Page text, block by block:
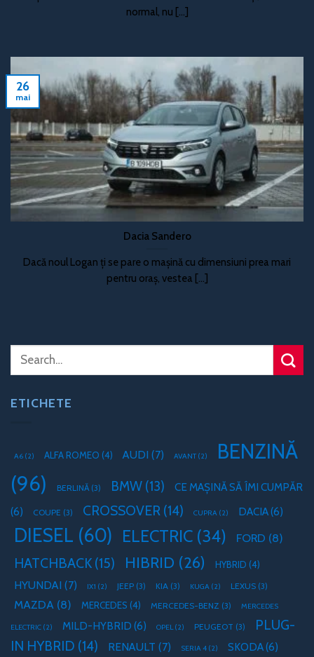
normal, nu [...]
Dacia Sandero
Dacă noul Logan ți se pare o mașină cu dimensiuni prea mari
pentru oraș, vestea [...]
26
mai
ETICHETE
A6 (2) ALFA ROMEO (4) AUDI (7) AVANT (2)
BENZINĂ
(96)
BERLINĂ(3) BMW (13)
CE MAȘINĂ SĂ ÎMI CUMPĂR
(6)
COUPE (3) CROSSOVER (14) CUPRA (2) DACIA(6)
DIESEL (60) ELECTRIC (34) FORD (8)
HATCHBACK (15) HIBRID (26) HYBRID (4)
HYUNDAI (7) IX1 (2) JEEP (3) KIA (3) KUGA (2) LEXUS (3)
MAZDA (8) MERCEDES (4) MERCEDES-BENZ (3) MERCEDES
ELECTRIC (2) MILD-HYBRID (6) OPEL(2) PEUGEOT (3)
PLUG-
IN HYBRID (14) RENAULT (7) SERIA 4 (2) SKODA(6)